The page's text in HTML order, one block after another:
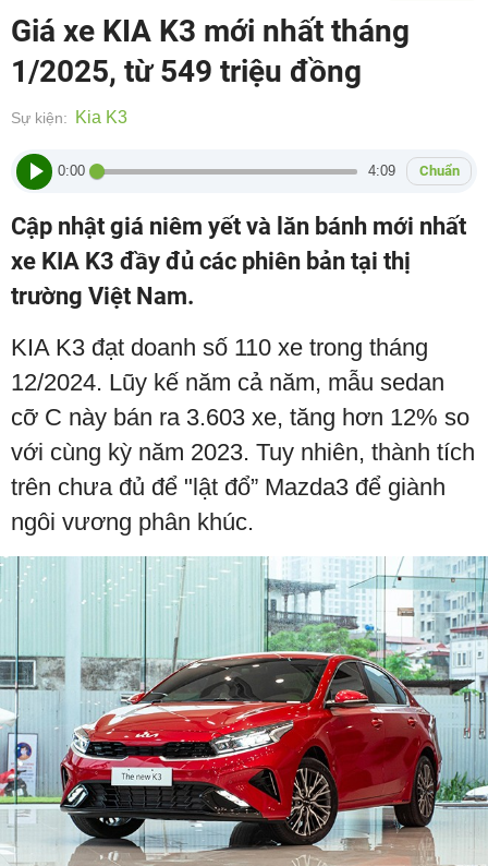
Giá xe KIA K3 mới nhất tháng
1/2025, từ 549 triệu đồng
Sự kiện: Kia K3
0:00 4:09 Chuẩn
Cập nhật giá niêm yết và lăn bánh mới nhất
xe KIA K3 đầy đủ các phiên bản tại thị
trường Việt Nam.
KIA K3 đạt doanh số 110 xe trong tháng
12/2024. Lũy kế năm cả năm, mẫu sedan
cỡ C này bán ra 3.603 xe, tăng hơn 12% so
với cùng kỳ năm 2023. Tuy nhiên, thành tích
trên chưa đủ để "lật đổ” Mazda3 để giành
ngôi vương phân khúc.